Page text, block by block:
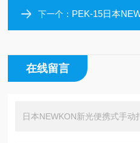
下一个： PEK-15日本
在线留言